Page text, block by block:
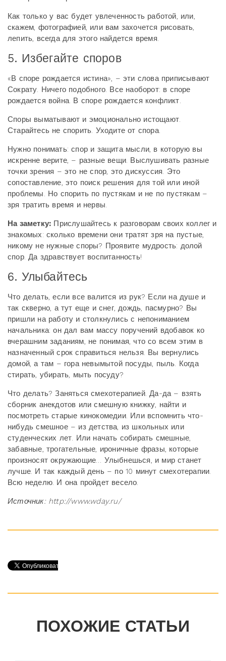
Как только у вас будет увлеченность работой, или,
скажем, фотографией, или вам захочется рисовать,
лепить, всегда для этого найдется время.
5. Избегайте споров
«В споре рождается истина», – эти слова приписывают
Сократу. Ничего подобного. Все наоборот: в споре
рождается война. В споре рождается конфликт.
Споры выматывают и эмоционально истощают.
Старайтесь не спорить. Уходите от спора.
Нужно понимать: спор и защита мысли, в которую вы
искренне верите, – разные вещи. Выслушивать разные
точки зрения – это не спор, это дискуссия. Это
сопоставление, это поиск решения для той или иной
проблемы. Но спорить по пустякам и не по пустякам –
зря тратить время и нервы.
На заметку: Прислушайтесь к разговорам своих коллег и
знакомых: сколько времени они тратят зря на пустые,
никому не нужные споры? Проявите мудрость: долой
спор. Да здравствует воспитанность!
6. Улыбайтесь
Что делать, если все валится из рук? Если на душе и
так скверно, а тут еще и снег, дождь, пасмурно? Вы
пришли на работу и столкнулись с непониманием
начальника: он дал вам массу поручений вдобавок ко
вчерашним заданиям, не понимая, что со всем этим в
назначенный срок справиться нельзя. Вы вернулись
домой, а там – гора невымытой посуды, пыль. Когда
стирать, убирать, мыть посуду?
Что делать? Заняться смехотерапией. Да-да – взять
сборник анекдотов или смешную книжку, найти и
посмотреть старые кинокомедии. Или вспомнить что-
нибудь смешное – из детства, из школьных или
студенческих лет. Или начать собирать смешные,
забавные, трогательные, ироничные фразы, которые
произносят окружающие… Улыбнешься, и мир станет
лучше. И так каждый день – по 10 минут смехотерапии.
Всю неделю. И она пройдет весело.
Источник: http://www.wday.ru/
ПОХОЖИЕ СТАТЬИ